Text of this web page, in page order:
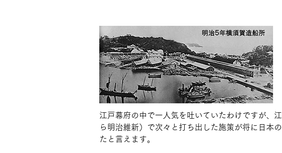
江戸幕府の中で一人気を吐いていたわけですが、
ら明治維新）で次々と打ち出した施策が将に日本
たと言えます。